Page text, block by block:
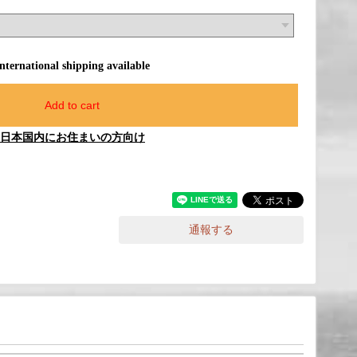
shipping available
Add to cart
日本国内にお住まいの方向け
通報する